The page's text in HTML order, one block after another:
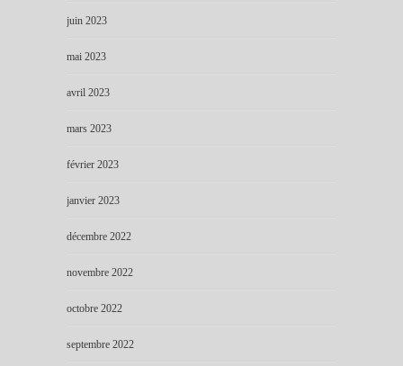
juin 2023
mai 2023
avril 2023
mars 2023
février 2023
janvier 2023
décembre 2022
novembre 2022
octobre 2022
septembre 2022